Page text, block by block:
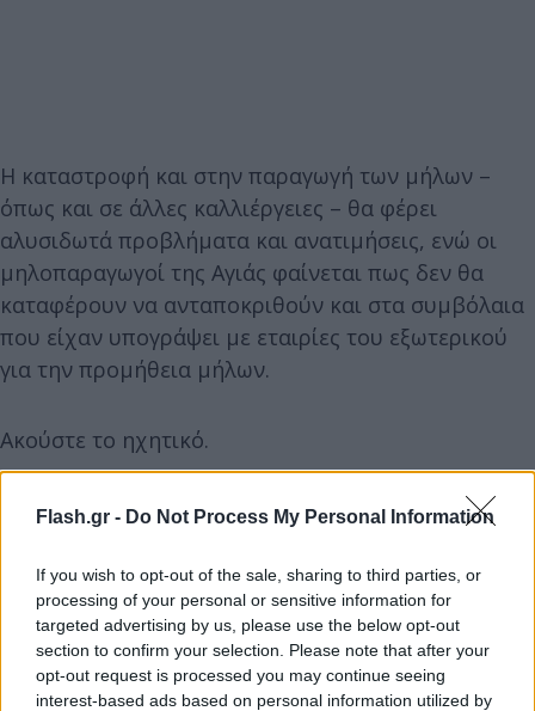
Flash.gr - Do Not Process My Personal Information
If you wish to opt-out of the sale, sharing to third parties, or
processing of your personal or sensitive information for
targeted advertising by us, please use the below opt-out
section to confirm your selection. Please note that after your
opt-out request is processed you may continue seeing
interest-based ads based on personal information utilized by
Η καταστροφή και στην παραγωγή των μήλων –
όπως και σε άλλες καλλιέργειες – θα φέρει
αλυσιδωτά προβλήματα και ανατιμήσεις, ενώ οι
μηλοπαραγωγοί της Αγιάς φαίνεται πως δεν θα
καταφέρουν να ανταποκριθούν και στα συμβόλαια
που είχαν υπογράψει με εταιρίες του εξωτερικού
για την προμήθεια μήλων.
Ακούστε το ηχητικό.